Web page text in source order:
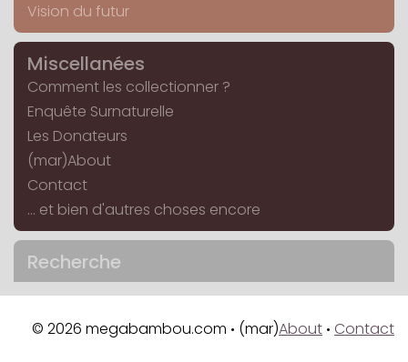
Vision du futur
Miscellanées
Comment les collectionner ?
Enquête Surnaturelle
Les Donateurs
(mar)About
Contact
... et bien d'autres choses encore
Recherche
© 2026 megabambou.com • (mar)About • Contact